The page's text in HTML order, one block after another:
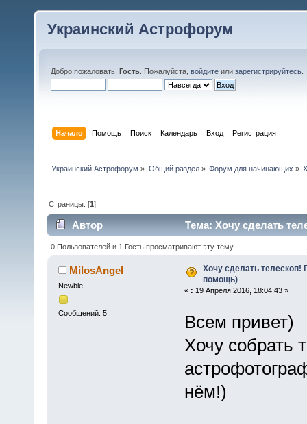
Украинский Астрофорум
Добро пожаловать, Гость . Пожалуйста, войдите или зарегистрируйтесь
Начало Помощь Поиск Календарь Вход Регистрация
Украинский Астрофорум » Общий раздел» Форум для начинающих »
Страницы: [1]
Автор Тема: Хочу сделать
0 Пользователей и 1 Гость просматривают эту тему.
MilosAngel
Newbie
Сообщений: 5
Хочу сделать телескоп!
помощь)
« : 19 Апреля 2016, 18:04:43 »
Всем привет)
Хочу собрать
нём!)